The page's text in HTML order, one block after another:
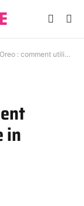
utiliser le mode Picture in Picture
in